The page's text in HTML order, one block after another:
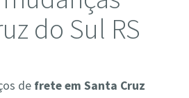
do Sul RS
de frete em Santa Cruz